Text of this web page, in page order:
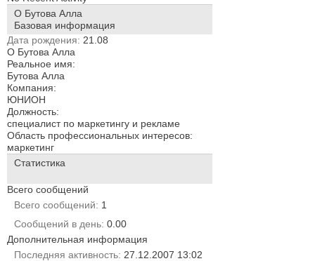
О Бутова Алла
Базовая информация
Дата рождения
21.08
О Бутова Алла
Реальное имя:
Бутова Алла
Компания:
ЮНИОН
Должность:
специалист по маркетингу и рекламе
Область профессиональных интересов:
маркетинг
Статистика
Всего сообщений
Всего сообщений
1
Сообщений в день 0.00
Дополнительная информация
Последняя активность 27.12.2007 13:02